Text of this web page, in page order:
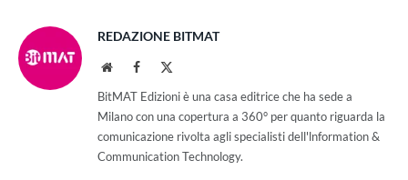
REDAZIONE BITMAT
WebsiteFacebook
BitMAT Edizioni è una casa editrice che ha sede a
Milano con una copertura a 360° per quanto riguarda la
comunicazione rivolta agli specialisti dell'lnformation &
Communication Technology.